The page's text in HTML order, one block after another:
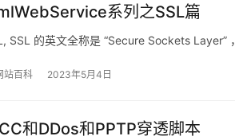
系列之SSL篇
SSL 的英文全称是 “Secure Sockets Layer”
站百科 2023年5月4日
和DDos和PPTP穿透脚本